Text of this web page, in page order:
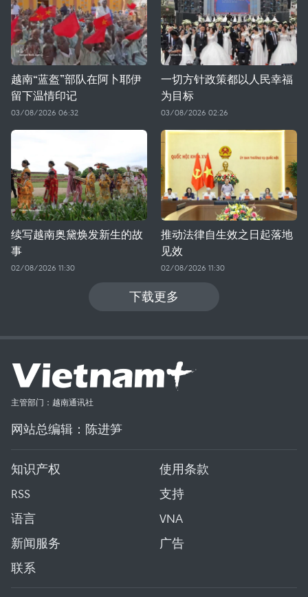
越南“蓝盔”部队在阿卜耶伊
留下温情印记
03/08/2026 06:32
一切方针政策都以人民幸福
为目标
03/08/2026 02:26
续写越南奥黛焕发新生的故
事
02/08/2026 11:30
推动法律自生效之日起落地
见效
02/08/2026 11:30
下载更多
主管部门：越南通讯社
网站总编辑：陈进笋
知识产权
使用条款
RSS
支持
语言
VNA
新闻服务
广告
联系